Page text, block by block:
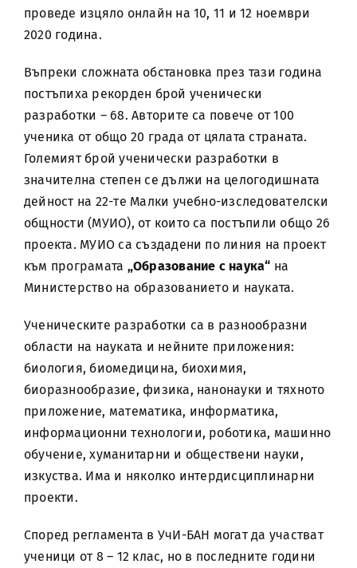
проведе изцяло онлайн на 10, 11 и 12 ноември
2020 година.
Въпреки сложната обстановка през тази година
постъпиха рекорден брой ученически
разработки – 68. Авторите са повече от 100
ученика от общо 20 града от цялата страната.
Големият брой ученически разработки в
значителна степен се дължи на целогодишната
дейност на 22-те Малки учебно-изследователски
общности (МУИО), от които са постъпили общо 26
проекта. МУИО са създадени по линия на проект
към програмата „Образование с наука“ на
Министерство на образованието и науката.
Ученическите разработки са в разнообразни
области на науката и нейните приложения:
биология, биомедицина, биохимия,
биоразнообразие, физика, нанонауки и тяхното
приложение, математика, информатика,
информационни технологии, роботика, машинно
обучение, хуманитарни и обществени науки,
изкуства. Има и няколко интердисциплинарни
проекти.
Според регламента в УчИ-БАН могат да участват
ученици от 8 – 12 клас, но в последните години